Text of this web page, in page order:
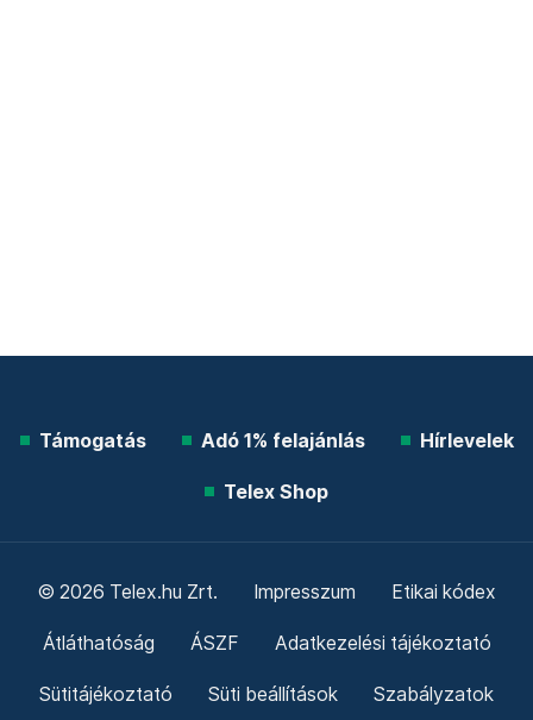
Támogatás Adó 1% felajánlás Hírlevelek
Telex Shop
© 2026 Telex.hu Zrt. Impresszum Etikai kódex
Átláthatóság ÁSZF Adatkezelési tájékoztató
Sütitájékoztató Süti beállítások Szabályzatok